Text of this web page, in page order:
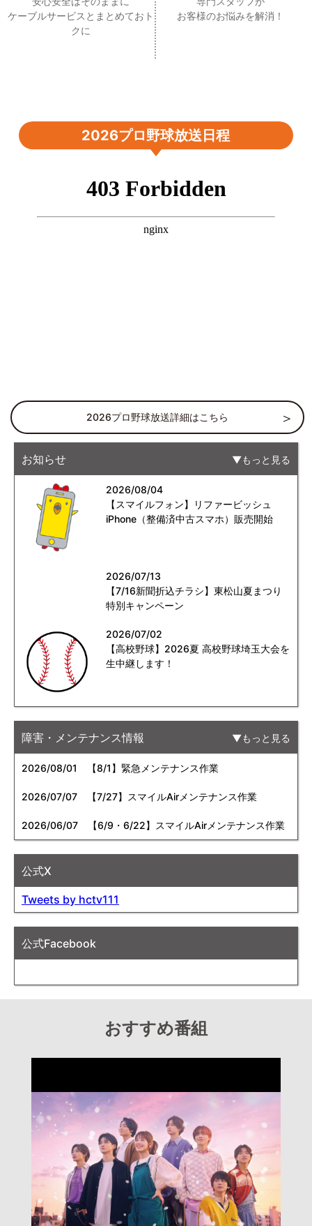
ケーブルサービスとまとめておト
クに
お客様のお悩みを解消！
2026プロ野球放送日程
2026プロ野球放送詳細はこちら
お知らせ もっと見る
2026/08/04
【スマイルフォン】リファービッシュ
iPhone（整備済中古スマホ）販売開始
2026/07/13
【7/16新聞折込チラシ】東松山夏まつり
特別キャンペーン
2026/07/02
【高校野球】2026夏 高校野球埼玉大会を
生中継します！
障害・メンテナンス情報 もっと見る
2026/08/01 【8/1】緊急メンテナンス作業
2026/07/07 【7/27】スマイルAirメンテナンス作業
2026/06/07 【6/9・6/22】スマイルAirメンテナンス作業
公式X
Tweets by hctv111
公式Facebook
おすすめ番組